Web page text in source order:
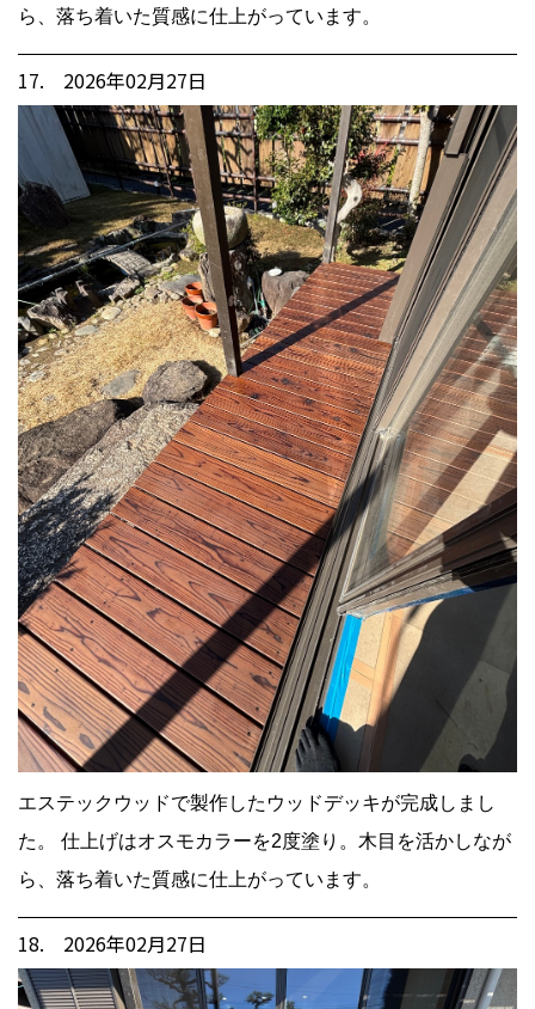
ら、落ち着いた質感に仕上がっています。
17. 2026年02月27日
エステックウッドで製作したウッドデッキが完成しまし
た。 仕上げはオスモカラーを2度塗り。木目を活かしなが
ら、落ち着いた質感に仕上がっています。
18. 2026年02月27日